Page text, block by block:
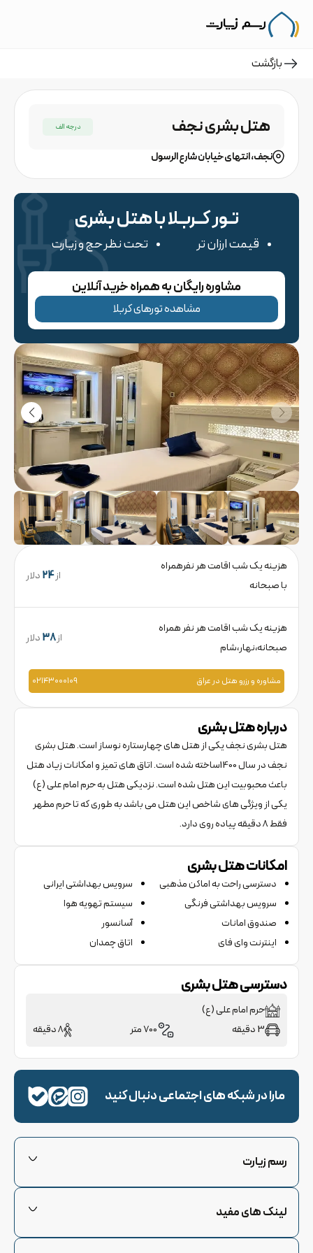
بازگشت
هتل بشری نجف درجه الف
نجف، انتهای خیابان شارع الرسول
هزینه یک شب اقامت هر نفرهمراه
با صبحانه
از24دلار
هزینه یک شب اقامت هر نفر همراه
صبحانه،نهار،شام
از38دلار
مشاوره و رزرو هتل در عراق ۰۲۱۴۳۰۰۰۱۰۹
درباره هتلبشری
هتل بشری نجف یکی از هتل های چهارستاره نوساز است. هتل بشری
نجف در سال 1400ساخته شده است. اتاق های تمیز و امکانات زیاد هتل
باعث محبوبیت این هتل شده است. نزدیکی هتل به حرم امام علی (ع)
یکی از ویژگی های شاخص این هتل می باشد به طوری که تا حرم مطهر
فقط 8 دقیقه پیاده روی دارد.
امکانات هتلبشری
دسترسی راحت به اماکن مذهبی
سرویس بهداشتی ایرانی
سرویس بهداشتی فرنگی
سیستم تهویه هوا
صندوق امانات
آسانسور
اینترنت وای فای
اتاق چمدان
دسترسی هتلبشری
حرم امام علی (ع)
3 دقیقه
700 متر 8 دقیقه
تـور کــربـلا با هتلبشری
قیمت ارزان تر تحت نظر حج و زیارت
مشاوره رایگان به همراه خرید آنلاین
مشاهده تورهای کربلا
مارا در شبکه های اجتماعی دنبال کنید
رسم زیارت
مجله گردشگری
تماس با ما
قوانین و مقررات
لینک های مفید